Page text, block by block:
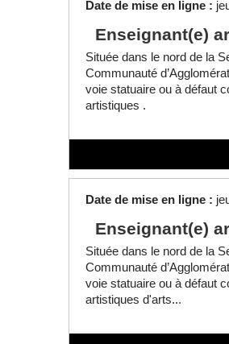
Date de mise en ligne :
Enseignant(e)
Située dans le nord de la
Communauté
voie statuaire ou à défaut
artistiques .
Date de mise en ligne :
Enseignant(e)
Située dans le nord de la
Communauté
voie statuaire ou à défaut
artistiques d'arts...